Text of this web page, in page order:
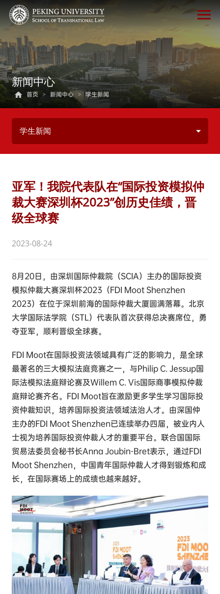
新闻中心
首页 > 新闻中心 > 学生新闻
学生新闻
亚军！我院代表队在“国际投资模拟仲
裁大赛深圳杯2023”创历史佳绩，晋
级全球赛
2023-08-24
8月20日，由深圳国际仲裁院（SCIA）主办的国际投资
模拟仲裁大赛深圳杯2023（FDI Moot Shenzhen
2023）在位于深圳前海的国际仲裁大厦圆满落幕。北京
大学国际法学院（STL）代表队首次获得总决赛席位，勇
夺亚军，顺利晋级全球赛。
FDI Moot在国际投资法领域具有广泛的影响力，是全球
最著名的三大模拟法庭竞赛之一，与Philip C. Jessup国
际法模拟法庭辩论赛及Willem C. Vis国际商事模拟仲裁
庭辩论赛齐名。FDI Moot旨在激励更多学生学习国际投
资仲裁知识，培养国际投资法领域法治人才。由深国仲
主办的FDI Moot Shenzhen已连续举办四届，被业内人
士视为培养国际投资仲裁人才的重要平台。联合国国际
贸易法委员会秘书长Anna Joubin-Bret表示，通过FDI
Moot Shenzhen，中国青年国际仲裁人才得到锻炼和成
长，在国际赛场上的成绩也越来越好。